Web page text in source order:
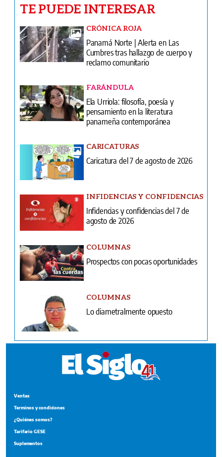
TE PUEDE INTERESAR
CRÓNICA ROJA
Panamá Norte | Alerta en Las
Cumbres tras hallazgo de cuerpo y
reclamo comunitario
FARÁNDULA
Ela Urriola: filosofía, poesía y
pensamiento en la literatura
panameña contemporánea
CARICATURAS
Caricatura del 7 de agosto de 2026
INFIDENCIAS Y CONFIDENCIAS
Infidencias y confidencias del 7 de
agosto de 2026
COLUMNAS
Prospectos con pocas oportunidades
COLUMNAS
Lo diametralmente opuesto
Ventas
Terminos y condiciones
¿Quiénes somos?
Tarifario GESE
Suplementos